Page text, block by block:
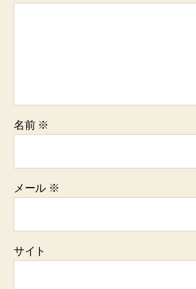
名前 ※
メール ※
サイト